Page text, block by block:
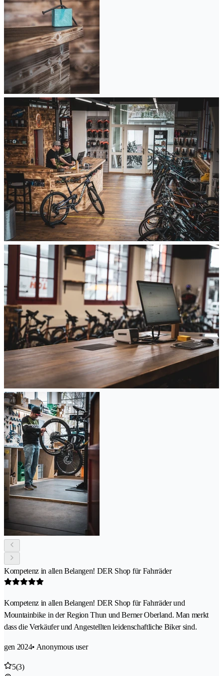
Kompetenz in allen Belangen! DER Shop für Fahrräder
Kompetenz in allen Belangen! DER Shop für Fahrräder und
Mountainbike in der Region Thun und Berner Oberland. Man merkt
dass die Verkäufer und Angestellten leidenschaftliche Biker sind.
gen 2024• Anonymous user
5(3)